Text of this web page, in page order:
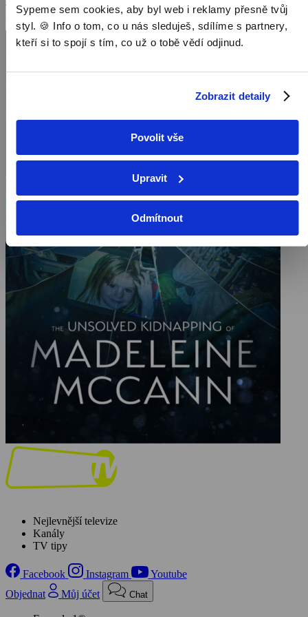
Sypeme sem cookies, aby byl web i reklamy přesně tvůj
styl. 🍪 Info o tom, co u nás sleduješ, sdílíme s partnery,
kteří si to spojí s tím, co už o tobě vědí odjinud.
Zobrazit detaily
Povolit vše
Upravit
Odmítnout
nevídaná. Portugalská policie prověřila řadu podezřelých osob, ale
kvůli nedostatku důkazů nikdy nebyly vzneseny obvinění. S
ohledem na nové nedávné události pokračuje hledání Madeleine
Pořad aktuálně není v nabídce
Nejlevnější televize
Kanály
TV tipy
Facebook Instagram
Youtube
Objednat
Můj účet Chat